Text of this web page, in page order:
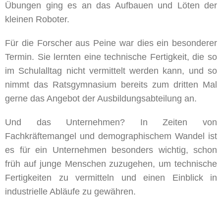
Übungen ging es an das Aufbauen und Löten der
kleinen Roboter.
Für die Forscher aus Peine war dies ein besonderer
Termin. Sie lernten eine technische Fertigkeit, die so
im Schulalltag nicht vermittelt werden kann, und so
nimmt das Ratsgymnasium bereits zum dritten Mal
gerne das Angebot der Ausbildungsabteilung an.
Und das Unternehmen? In Zeiten von
Fachkräftemangel und demographischem Wandel ist
es für ein Unternehmen besonders wichtig, schon
früh auf junge Menschen zuzugehen, um technische
Fertigkeiten zu vermitteln und einen Einblick in
industrielle Abläufe zu gewähren.